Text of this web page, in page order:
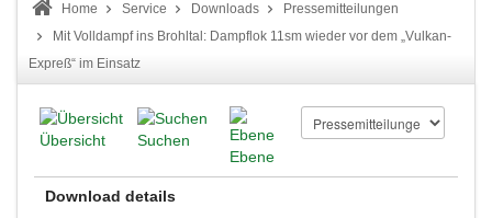
Home Service Downloads
Pressemitteilungen
Mit Volldampf ins Brohltal: Dampflok 11sm wieder vor dem „Vulkan-
Expreß“ im Einsatz
Übersicht
Suchen
Ebene
Download details